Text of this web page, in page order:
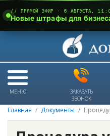
МЕНЮ
ЗАКАЗАТЬ
ЗВОНОК
Главная Документы
// ПРЯМОЙ ЭФИР · 6 АВГУСТА,
Новые штрафы для